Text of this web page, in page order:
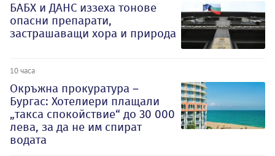
БАБХ и ДАНС иззеха тонове
опасни препарати,
застрашаващи хора и природа
10 часа
Окръжна прокуратура –
Бургас: Хотелиери плащали
„такса спокойствие“ до 30 000
лева, за да не им спират
водата